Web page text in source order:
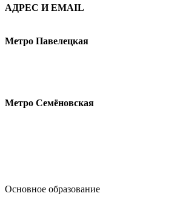
АДРЕС И EMAIL
Метро Павелецкая
Метро Семёновская
Основное образование